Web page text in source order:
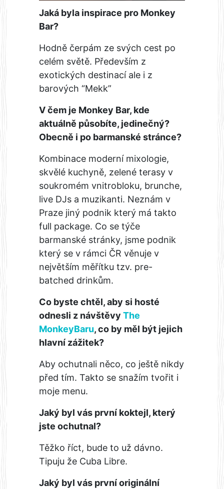
Jaká byla inspirace pro Monkey
Bar?
Hodně čerpám ze svých cest po
celém světě. Především z
exotických destinací ale i z
barových “Mekk”
V čem je Monkey Bar, kde
aktuálně působíte, jedinečný?
Obecně i po barmanské stránce?
Kombinace moderní mixologie,
skvělé kuchyně, zelené terasy v
soukromém vnitrobloku, brunche,
live DJs a muzikanti. Neznám v
Praze jiný podnik který má takto
full package. Co se týče
barmanské stránky, jsme podnik
který se v rámci ČR věnuje v
největším měřítku tzv. pre-
batched drinkům.
Co byste chtěl, aby si hosté
odnesli z návštěvy The
MonkeyBaru, co by měl být jejich
hlavní zážitek?
Aby ochutnali něco, co ještě nikdy
před tím. Takto se snažím tvořit i
moje menu.
Jaký byl vás první koktejl, který
jste ochutnal?
Těžko říct, bude to už dávno.
Tipuju že Cuba Libre.
Jaký byl vás první originální